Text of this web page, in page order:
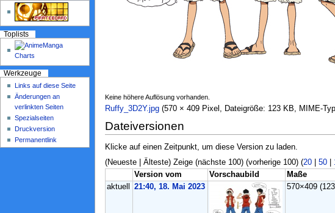
Keine höhere Auflösung vorhanden.
Ruffy_3D2Y.jpg (570 × 409 Pixel, Dateigröße: 123 KB, MIME-
Dateiversionen
Klicke auf einen Zeitpunkt, um diese Version zu laden.
(Neueste | Älteste) Zeige (nächste 100) (vorherige 100) (20| 50|
Version vom
Vorschaubild Maße
aktuell
21:40, 18. Mai 2023 570×409
Toplists
Werkzeuge
Links auf diese Seite
Änderungen an
verlinkten Seiten
Spezialseiten
Druckversion
Permanentlink